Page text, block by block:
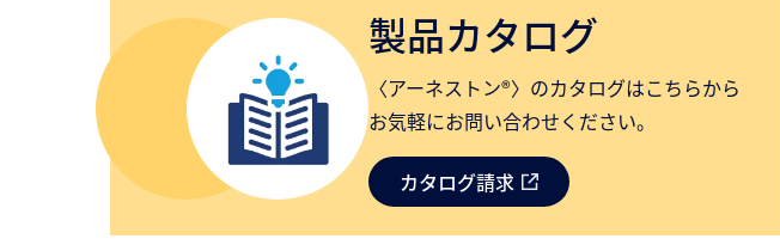
製品カタログ
〈アーネストン®〉のカタログはこちらから
お気軽にお問い合わせください。
カタログ請求